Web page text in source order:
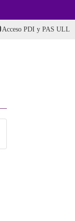
Acceso PDI y PAS ULL